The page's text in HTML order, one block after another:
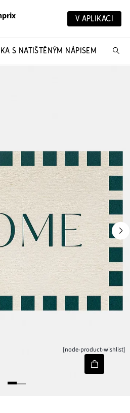
V APLIKACI
S NATIŠTĚNÝM NÁPISEM
[node-product-wishlist]